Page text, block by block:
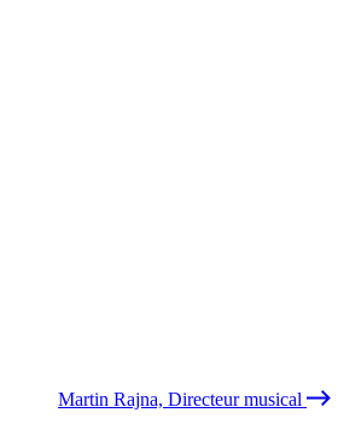
Martin Rajna, Directeur musical